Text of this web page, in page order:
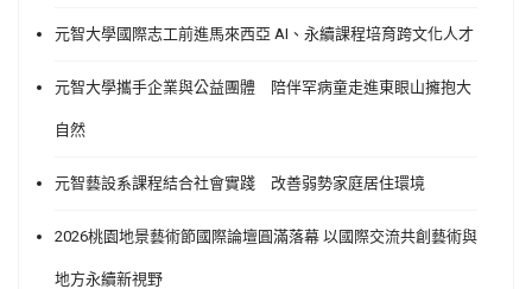
元智大學國際志工前進馬來西亞 AI、永續課程培育跨文化人才
元智大學攜手企業與公益團體 陪伴罕病童走進東眼山擁抱大
自然
元智藝設系課程結合社會實踐 改善弱勢家庭居住環境
2026桃園地景藝術節國際論壇圓滿落幕 以國際交流共創藝術與
地方永續新視野